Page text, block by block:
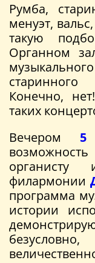
Румба,
менуэт,
такую
Органном
Конечно,
таких
Вечером 5
органисту
филармонии
программа
истории